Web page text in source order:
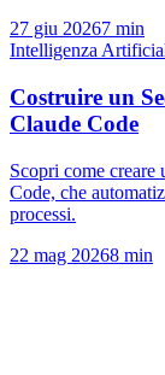
27 giu 20267 min
Intelligenza
Costruire un
Claude Code
Scopri come
Code, che
processi.
22 mag 20268 min